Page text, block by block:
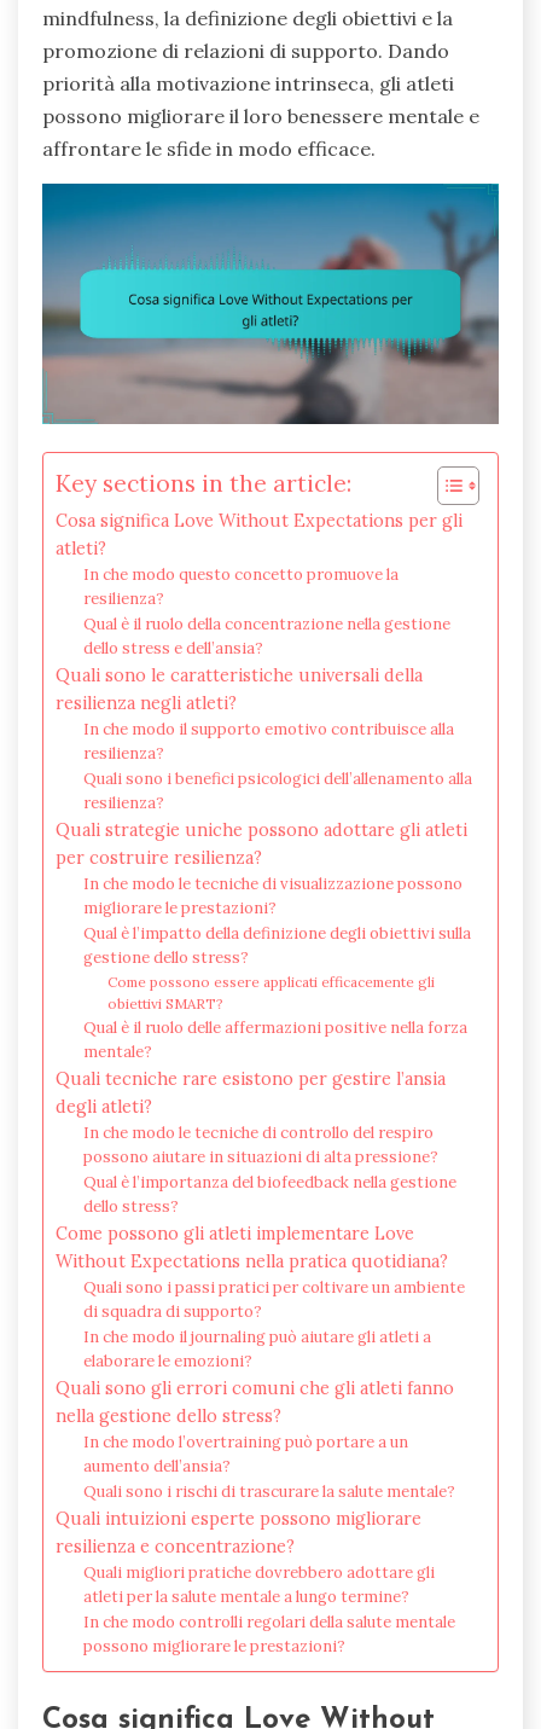
mindfulness, la definizione degli obiettivi e la
promozione di relazioni di supporto. Dando
priorità alla motivazione intrinseca, gli atleti
possono migliorare il loro benessere mentale e
affrontare le sfide in modo efficace.
Key sections in the article:
Cosa significa Love Without Expectations per gli
atleti?
In che modo questo concetto promuove la
resilienza?
Qual è il ruolo della concentrazione nella gestione
dello stress e dell’ansia?
Quali sono le caratteristiche universali della
resilienza negli atleti?
In che modo il supporto emotivo contribuisce alla
resilienza?
Quali sono i benefici psicologici dell’allenamento alla
resilienza?
Quali strategie uniche possono adottare gli atleti
per costruire resilienza?
In che modo le tecniche di visualizzazione possono
migliorare le prestazioni?
Qual è l’impatto della definizione degli obiettivi sulla
gestione dello stress?
Come possono essere applicati efficacemente gli
obiettivi SMART?
Qual è il ruolo delle affermazioni positive nella forza
mentale?
Quali tecniche rare esistono per gestire l’ansia
degli atleti?
In che modo le tecniche di controllo del respiro
possono aiutare in situazioni di alta pressione?
Qual è l’importanza del biofeedback nella gestione
dello stress?
Come possono gli atleti implementare Love
Without Expectations nella pratica quotidiana?
Quali sono i passi pratici per coltivare un ambiente
di squadra di supporto?
In che modo il journaling può aiutare gli atleti a
elaborare le emozioni?
Quali sono gli errori comuni che gli atleti fanno
nella gestione dello stress?
In che modo l’overtraining può portare a un
aumento dell’ansia?
Quali sono i rischi di trascurare la salute mentale?
Quali intuizioni esperte possono migliorare
resilienza e concentrazione?
Quali migliori pratiche dovrebbero adottare gli
atleti per la salute mentale a lungo termine?
In che modo controlli regolari della salute mentale
possono migliorare le prestazioni?
Cosa significa Love Without